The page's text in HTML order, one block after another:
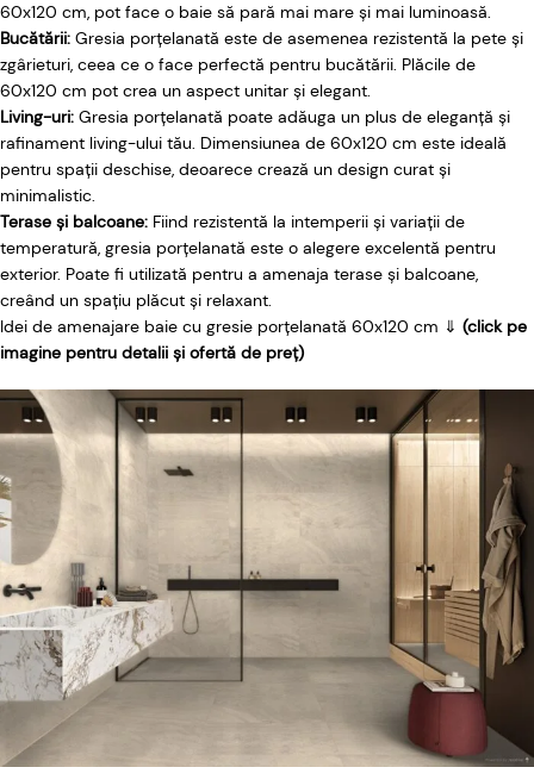
60x120 cm, pot face o baie să pară mai mare și mai luminoasă.
Bucătării: Gresia porțelanată este de asemenea rezistentă la pete și
zgârieturi, ceea ce o face perfectă pentru bucătării. Plăcile de
60x120 cm pot crea un aspect unitar și elegant.
Living-uri: Gresia porțelanată poate adăuga un plus de eleganță și
rafinament living-ului tău. Dimensiunea de 60x120 cm este ideală
pentru spații deschise, deoarece crează un design curat și
minimalistic.
Terase și balcoane: Fiind rezistentă la intemperii și variații de
temperatură, gresia porțelanată este o alegere excelentă pentru
exterior. Poate fi utilizată pentru a amenaja terase și balcoane,
creând un spațiu plăcut și relaxant.
Idei de amenajare baie cu gresie porțelanată 60x120 cm ⇓ (click pe
imagine pentru detalii și ofertă de preț)